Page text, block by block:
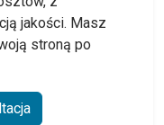
jakości. Masz
stroną po